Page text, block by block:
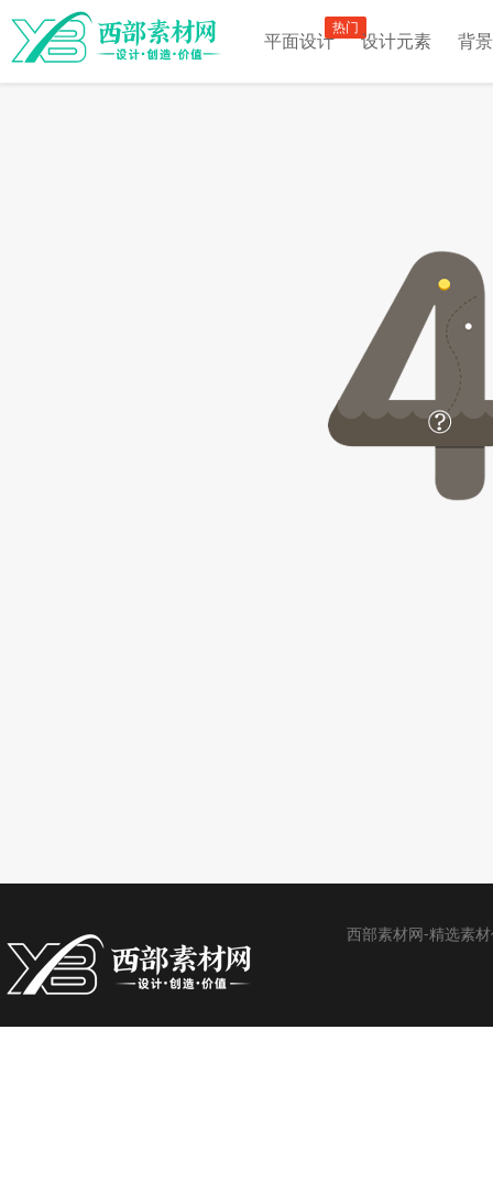
热门
平面设计 设计元素 背
西部素材网-精选素